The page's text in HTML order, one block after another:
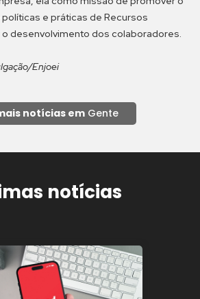
e práticas de Recursos
desenvolvimento dos colaboradores.
Enjoei
notícias em Gente
notícias